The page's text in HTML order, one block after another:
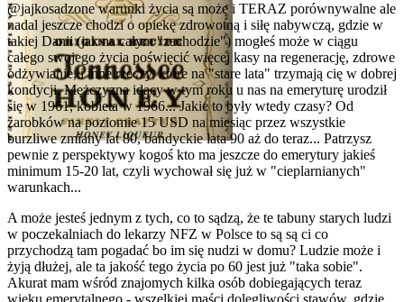
@jajkosadzonewarunki życia są może i TERAZ porównywalne ale
nadal jeszcze chodzi o opiekę zdrowotną i siłę nabywczą, gdzie w
takiej Danii (jak na całym "zachodzie") mogłeś może w ciągu
całego swojego życia poświęcić więcej kasy na regenerację, zdrowe
odżywianie, i inne rzeczy, które na "stare lata" trzymają cię w dobrej
kondycji. Mężczyzna idący w tym roku u nas na emeryturę urodził
się w 1961, kobieta w 1966... Jakie to były wtedy czasy? Od
zarobków na poziomie 15 USD na miesiąc przez wszystkie
burzliwe zmiany lat 80, bandyckie lata 90 aż do teraz... Patrzysz
pewnie z perspektywy kogoś kto ma jeszcze do emerytury jakieś
minimum 15-20 lat, czyli wychował się już w "cieplarnianych"
warunkach...
A może jesteś jednym z tych, co to sądzą, że te tabuny starych ludzi
w poczekalniach do lekarzy NFZ w Polsce to są są ci co
przychodzą tam pogadać bo im się nudzi w domu? Ludzie może i
żyją dłużej, ale ta jakość tego życia po 60 jest już "taka sobie".
Akurat mam wśród znajomych kilka osób dobiegających teraz